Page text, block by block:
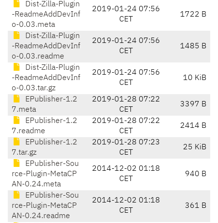
Dist-Zilla-Plugin
-ReadmeAddDevInf
o-0.03.meta
2019-01-24 07:56
CET
1722 B
Dist-Zilla-Plugin
-ReadmeAddDevInf
o-0.03.readme
2019-01-24 07:56
CET
1485 B
Dist-Zilla-Plugin
-ReadmeAddDevInf
o-0.03.tar.gz
2019-01-24 07:56
CET
10 KiB
EPublisher-1.2
7.meta
2019-01-28 07:22
CET
3397 B
EPublisher-1.2
7.readme
2019-01-28 07:22
CET
2414 B
EPublisher-1.2
7.tar.gz
2019-01-28 07:23
CET
25 KiB
EPublisher-Sou
rce-Plugin-MetaCP
AN-0.24.meta
2014-12-02 01:18
CET
940 B
EPublisher-Sou
rce-Plugin-MetaCP
AN-0.24.readme
2014-12-02 01:18
CET
361 B